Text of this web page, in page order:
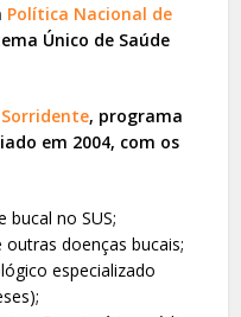
Política Nacional de
Único de Saúde
, programa
em 2004, com os
bucal no SUS;
doenças bucais;
especializado